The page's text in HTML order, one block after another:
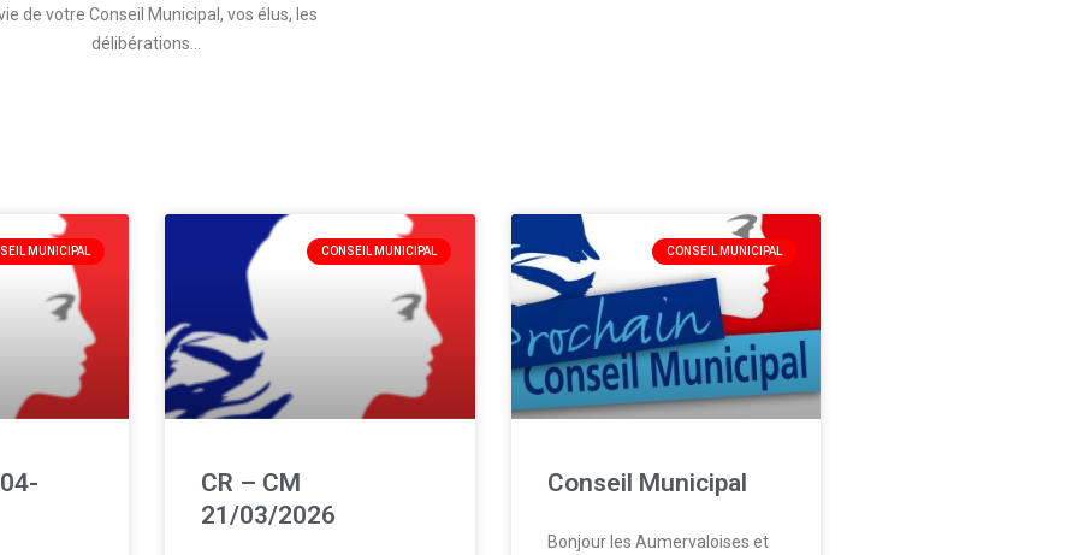
de votre Conseil Municipal, vos élus, les
délibérations…
MUNICIPAL CONSEIL MUNICIPAL
CR – CM
21/03/2026
CONSEIL MUNICIPAL
Conseil Municipal
Bonjour les Aumervaloises et